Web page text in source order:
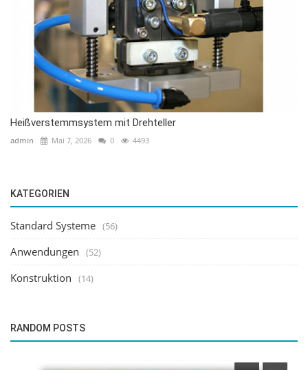
Heißverstemmsystem mit Drehteller
admin Mai 7, 2026 0 4493
KATEGORIEN
Standard Systeme (56)
Anwendungen (52)
Konstruktion (14)
RANDOM POSTS